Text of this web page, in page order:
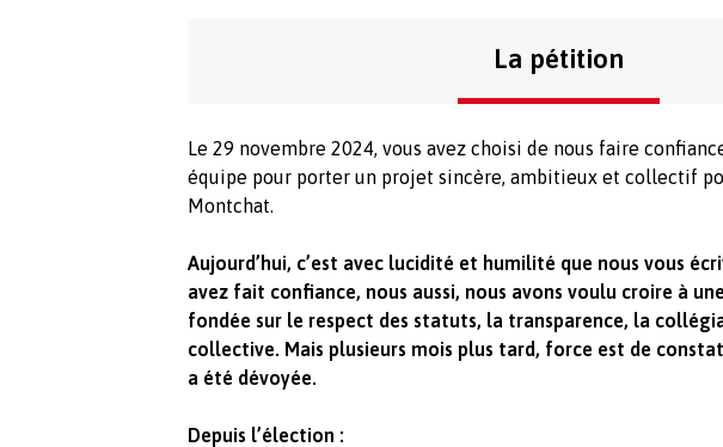
La pétition
Le 29 novembre 2024, vous avez choisi de nous faire
équipe pour porter un projet sincère, ambitieux et collectif
Montchat.
Aujourd’hui, c’est avec lucidité et humilité que nous vous
avez fait confiance, nous aussi, nous avons voulu croire à
fondée sur le respect des statuts, la transparence, la
collective. Mais plusieurs mois plus tard, force est de
a été dévoyée.
Depuis l’élection :